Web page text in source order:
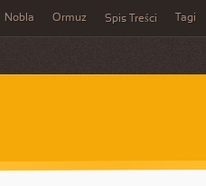
Nobla Ormuz Spis Treści Tagi